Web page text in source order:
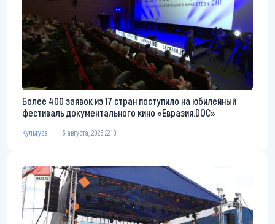
Более 400 заявок из 17 стран поступило на юбилейный
фестиваль документального кино «Евразия.DOC»
Культура 3 августа, 2026 22:10